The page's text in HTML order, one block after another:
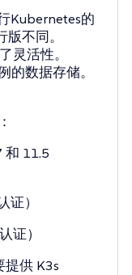
Kubernetes的
不同。
灵活性。
的数据存储。
和 11.5
证）
证）
提供 K3s